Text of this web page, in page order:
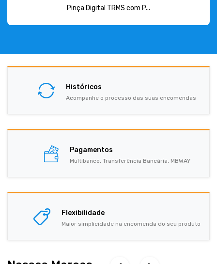
Pinça Digital TRMS com P...
Históricos
Acompanhe o processo das suas encomendas
Pagamentos
Multibanco, Transferência Bancária, MBWAY
Flexibilidade
Maior simplicidade na encomenda do seu produto